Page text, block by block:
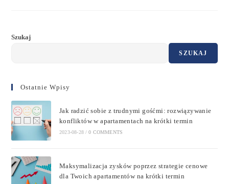
Szukaj
SZUKAJ
Ostatnie Wpisy
Jak radzić sobie z trudnymi gośćmi: rozwiązywanie
konfliktów w apartamentach na krótki termin
2023-08-28 / 0 COMMENTS
Maksymalizacja zysków poprzez strategie cenowe
dla Twoich apartamentów na krótki termin